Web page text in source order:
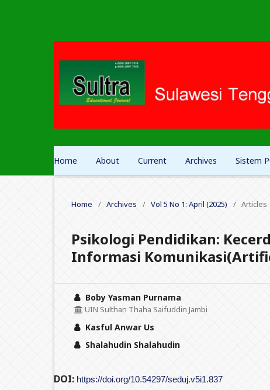
Home About Current Archives Sistem
Home / Archives / Vol 5 No 1: April (2025) / Articles
Psikologi Pendidikan:
Informasi
Boby Yasman Purnama
UIN Sulthan Thaha Saifuddin Jambi
Kasful Anwar Us
Shalahudin Shalahudin
DOI: https://doi.org/10.54297/seduj.v5i1.837